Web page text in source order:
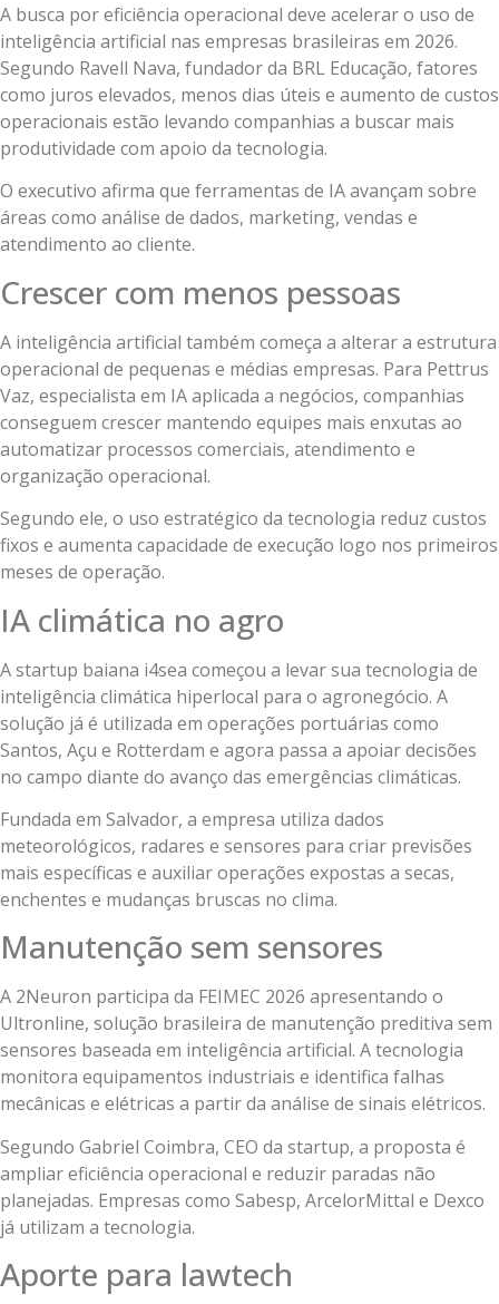
A busca por eficiência operacional deve acelerar o uso de
inteligência artificial nas empresas brasileiras em 2026.
Segundo Ravell Nava, fundador da BRL Educação, fatores
como juros elevados, menos dias úteis e aumento de custos
operacionais estão levando companhias a buscar mais
produtividade com apoio da tecnologia.
O executivo afirma que ferramentas de IA avançam sobre
áreas como análise de dados, marketing, vendas e
atendimento ao cliente.
Crescer com menos pessoas
A inteligência artificial também começa a alterar a estrutura
operacional de pequenas e médias empresas. Para Pettrus
Vaz, especialista em IA aplicada a negócios, companhias
conseguem crescer mantendo equipes mais enxutas ao
automatizar processos comerciais, atendimento e
organização operacional.
Segundo ele, o uso estratégico da tecnologia reduz custos
fixos e aumenta capacidade de execução logo nos primeiros
meses de operação.
IA climática no agro
A startup baiana i4sea começou a levar sua tecnologia de
inteligência climática hiperlocal para o agronegócio. A
solução já é utilizada em operações portuárias como
Santos, Açu e Rotterdam e agora passa a apoiar decisões
no campo diante do avanço das emergências climáticas.
Fundada em Salvador, a empresa utiliza dados
meteorológicos, radares e sensores para criar previsões
mais específicas e auxiliar operações expostas a secas,
enchentes e mudanças bruscas no clima.
Manutenção sem sensores
A 2Neuron participa da FEIMEC 2026 apresentando o
Ultronline, solução brasileira de manutenção preditiva sem
sensores baseada em inteligência artificial. A tecnologia
monitora equipamentos industriais e identifica falhas
mecânicas e elétricas a partir da análise de sinais elétricos.
Segundo Gabriel Coimbra, CEO da startup, a proposta é
ampliar eficiência operacional e reduzir paradas não
planejadas. Empresas como Sabesp, ArcelorMittal e Dexco
já utilizam a tecnologia.
Aporte para lawtech